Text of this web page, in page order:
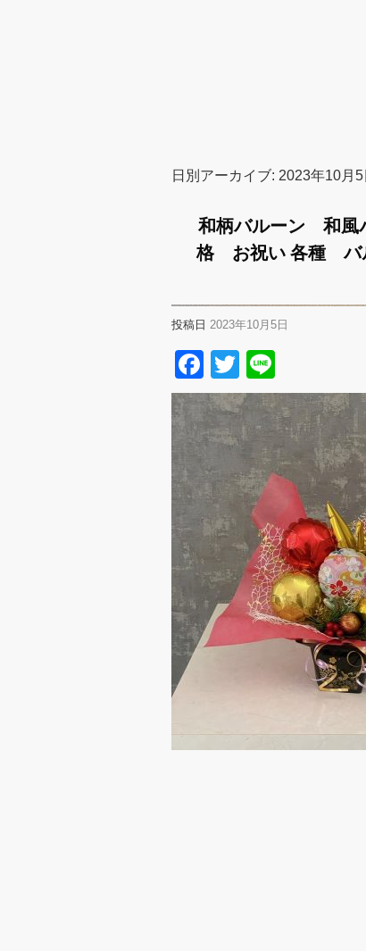
日別アーカイブ: 2023年10月5
和柄バルーン 和
格 お祝い 各種 バ
投稿日 2023年10月5日
Facebook
Twitter